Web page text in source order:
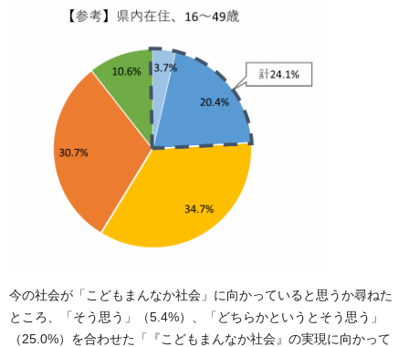
今の社会が「こどもまんなか社会」に向かっていると思うか尋ねた
ところ、「そう思う」（5.4%）、「どちらかというとそう思う」
（25.0%）を合わせた「『こどもまんなか社会』の実現に向かって